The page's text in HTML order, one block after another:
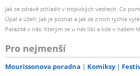
Jak se zdravě zchladit v tropických vedrech: Co
Úpal a úžeh: Jak je poznat a jak se z nich rychle
Parazité v nás: Kterým se u nás líbí a kde v našem
Pro nejmenší
Mourissonova poradna Komiksy